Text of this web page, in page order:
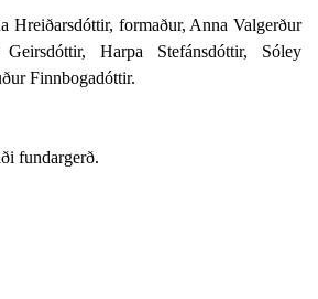
Hreiðarsdóttir, formaður, Anna Valgerður
Harpa Stefánsdóttir, Sóley
Finnbogadóttir.
fundargerð.